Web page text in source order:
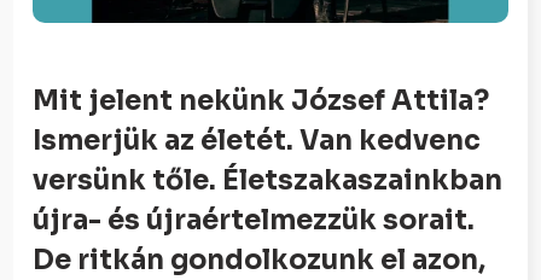
Mit jelent nekünk József Attila?
Ismerjük az életét. Van kedvenc
versünk tőle. Életszakaszainkban
újra- és újraértelmezzük sorait.
De ritkán gondolkozunk el azon,